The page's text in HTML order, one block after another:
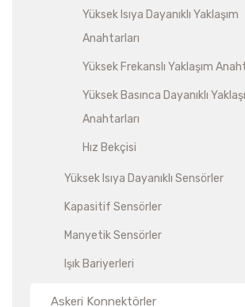
Yüksek Isıya Dayanıklı Yaklaşım
Anahtarları
Yüksek Frekanslı Yaklaşım
Yüksek Basınca Dayanıklı
Anahtarları
Hız Bekçisi
Yüksek Isıya Dayanıklı Sensörler
Kapasitif Sensörler
Manyetik Sensörler
Işık Bariyerleri
Askeri Konnektörler